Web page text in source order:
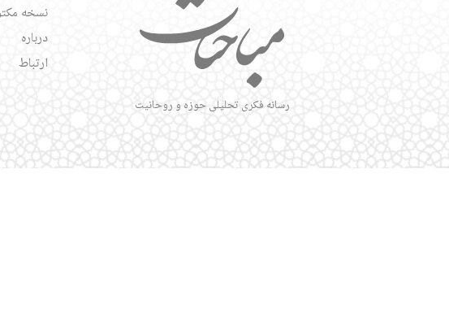
رسانه فکری تحلیلی حوزه و روحانیت
نسخه
درباره
ارتباط